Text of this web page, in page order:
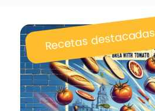
Recetas destacadas